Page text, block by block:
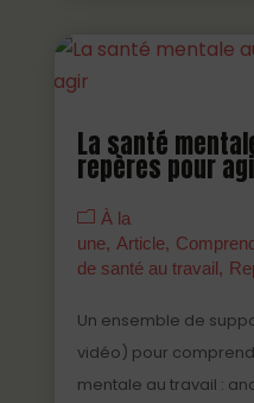
La santé
repères pour
À la
une
Article
de santé au travail
Un ensemble de
vidéo) pour
mentale au travail :